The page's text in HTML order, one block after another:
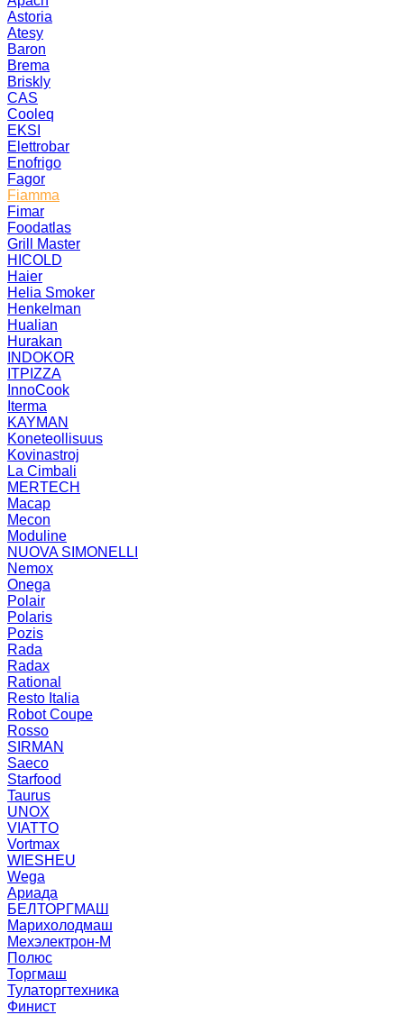
Astoria
Atesy
Baron
Brema
Briskly
CAS
Cooleq
EKSI
Elettrobar
Enofrigo
Fagor
Fiamma
Fimar
Foodatlas
Grill Master
HICOLD
Haier
Helia Smoker
Henkelman
Hualian
Hurakan
INDOKOR
ITPIZZA
InnoCook
Iterma
KAYMAN
Koneteollisuus
Kovinastroj
La Cimbali
MERTECH
Macap
Mecon
Moduline
NUOVA SIMONELLI
Nemox
Onega
Polair
Polaris
Pozis
Rada
Radax
Rational
Resto Italia
Robot Coupe
Rosso
SIRMAN
Saeco
Starfood
Taurus
UNOX
VIATTO
Vortmax
WIESHEU
Wega
Ариада
БЕЛТОРГМАШ
Марихолодмаш
Мехэлектрон-М
Полюс
Торгмаш
Тулаторгтехника
Финист